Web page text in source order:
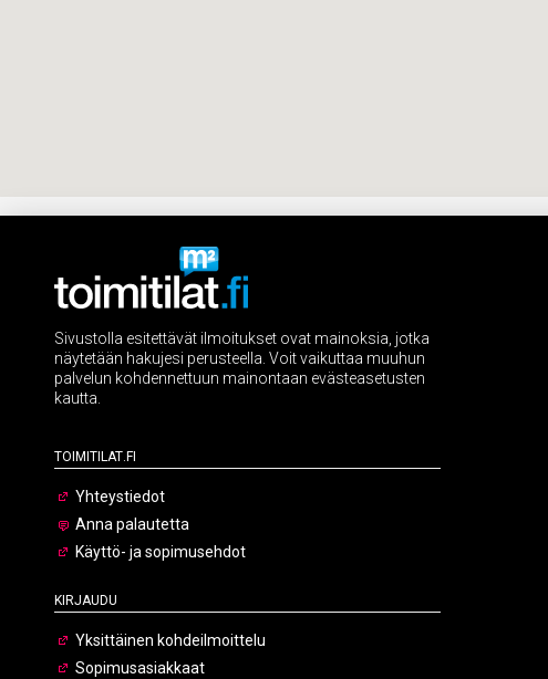
Sivustolla esitettävät ilmoitukset ovat mainoksia, jotka
näytetään hakujesi perusteella. Voit vaikuttaa muuhun
palvelun kohdennettuun mainontaan evästeasetusten
kautta.
Toimitilat.fi
Yhteystiedot
Anna palautetta
Käyttö- ja sopimusehdot
Kirjaudu
Yksittäinen kohdeilmoittelu
Sopimusasiakkaat